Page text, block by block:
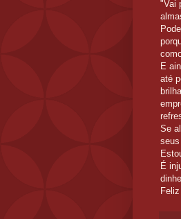
"Vai
E
até
Se
É
Feliz